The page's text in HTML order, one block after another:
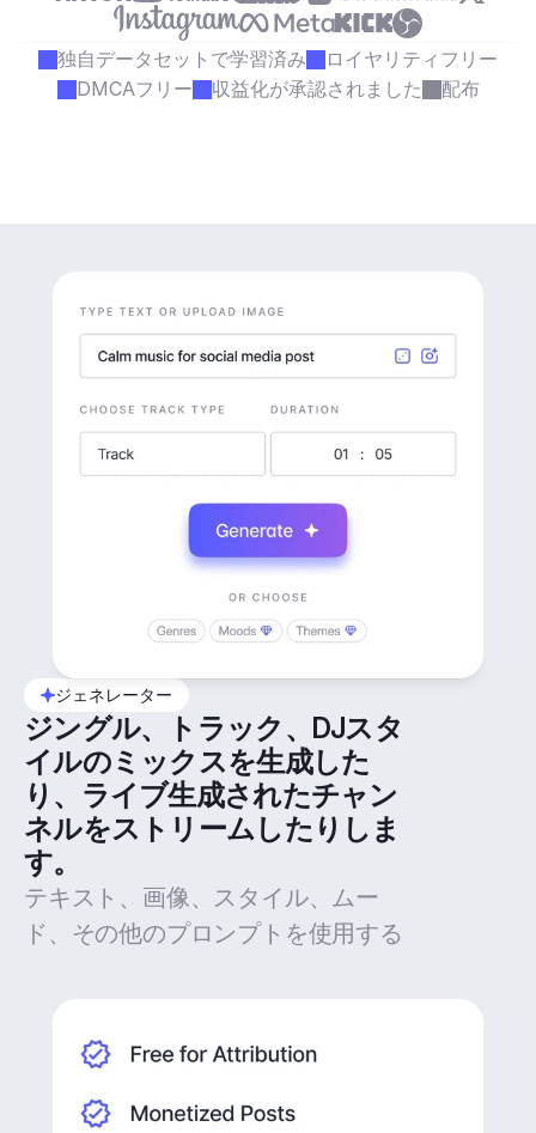
独自データセットで学習済み
ロイヤリティフリー
DMCAフリー
収益化が承認されました 配布
ジェネレーター
ジングル、トラック、DJスタ
イルのミックスを生成した
り、ライブ生成されたチャン
ネルをストリームしたりしま
す。
テキスト、画像、スタイル、ムー
ド、その他のプロンプトを使用する